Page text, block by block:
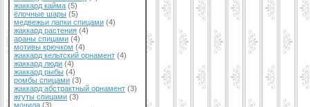
жаккард кайма (5)
ёлочные шары (5)
медвежьи лапки спицами (4)
жаккард растения (4)
араны спицами (4)
мотивы крючком (4)
жаккард кельтский орнамент (4)
жаккард люди (4)
жаккард рыбы (4)
ромбы спицами (3)
жаккард абстрактный орнамент (3)
жгуты спицами (3)
мочила (3)